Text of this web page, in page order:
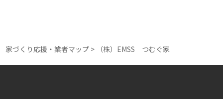
家づくり応援・業者マップ > （株）EMSS つむぐ家